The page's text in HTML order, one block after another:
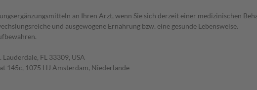
an Ihren Arzt, wenn Sie sich derzeit einer medizinischen
und ausgewogene Ernährung bzw. eine gesunde Lebensweise.
FL 33309, USA
145c, 1075 HJ Amsterdam, Niederlande